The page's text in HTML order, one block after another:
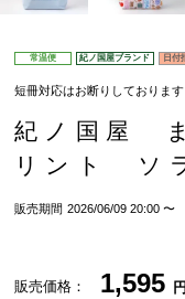
常温便 紀ノ国屋ブランド 日付
短冊対応はお断りしております
紀ノ国屋
リント ソ
販売期間 2026/06/09 20:00 〜
販売価格 1,595